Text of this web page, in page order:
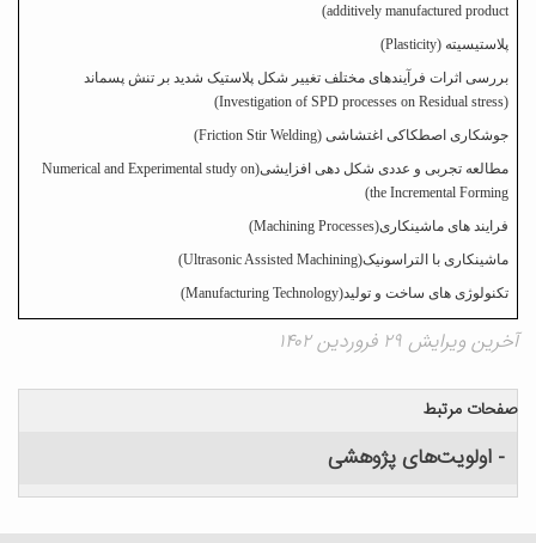
additively manufactured product
)
پلاستیسیته (Plasticity
)
بررسی اثرات فرآیندهای مختلف تغییر شکل پلاستیک شدید بر تنش پسماند
(
Investigation of SPD processes on Residual stress
)
جوشکاری اصطکاکی اغتشاشی (Friction Stir Welding
)
مطالعه تجربی و عددی شکل دهی افزایشی(Numerical and Experimental study on
the Incremental Forming
)
فرایند های ماشینکاری(Machining Processes
)
ماشینکاری با التراسونیک(Ultrasonic Assisted Machining
)
تکنولوژی های ساخت و تولید(Manufacturing Technology
)
آخرین ویرایش ۲۹ فروردین ۱۴۰۲
صفحات مرتبط
- اولویت‌های پژوهشی